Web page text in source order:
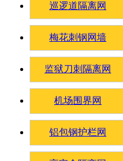
巡逻道隔离网
梅花刺钢网墙
监狱刀刺隔离网
机场围界网
铝包钢护栏网